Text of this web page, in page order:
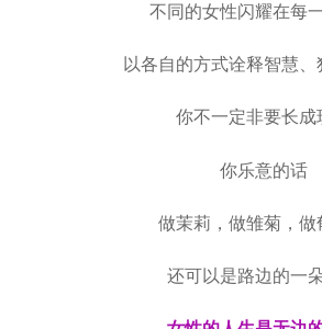
不同的女性闪耀在每
以各自的方式诠释智慧、
你不一定非要长成
你乐意的话
做茉莉，做雏菊，做
还可以是路边的一